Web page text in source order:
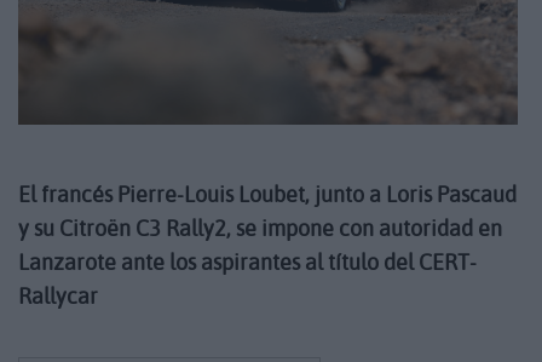
El francés Pierre-Louis Loubet, junto a Loris Pascaud
y su Citroën C3 Rally2, se impone con autoridad en
Lanzarote ante los aspirantes al título del CERT-
Rallycar